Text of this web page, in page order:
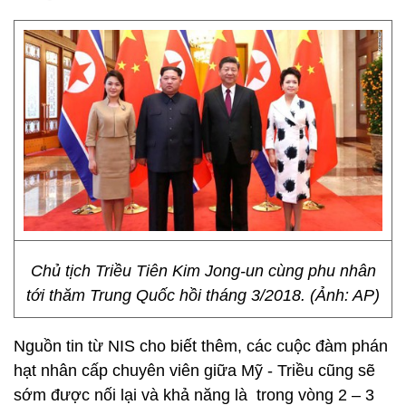
Chủ tịch Triều Tiên Kim Jong-un cùng phu nhân
tới thăm Trung Quốc hồi tháng 3/2018. (Ảnh: AP)
Nguồn tin từ NIS cho biết thêm, các cuộc đàm phán
hạt nhân cấp chuyên viên giữa Mỹ - Triều cũng sẽ
sớm được nối lại và khả năng là trong vòng 2 – 3